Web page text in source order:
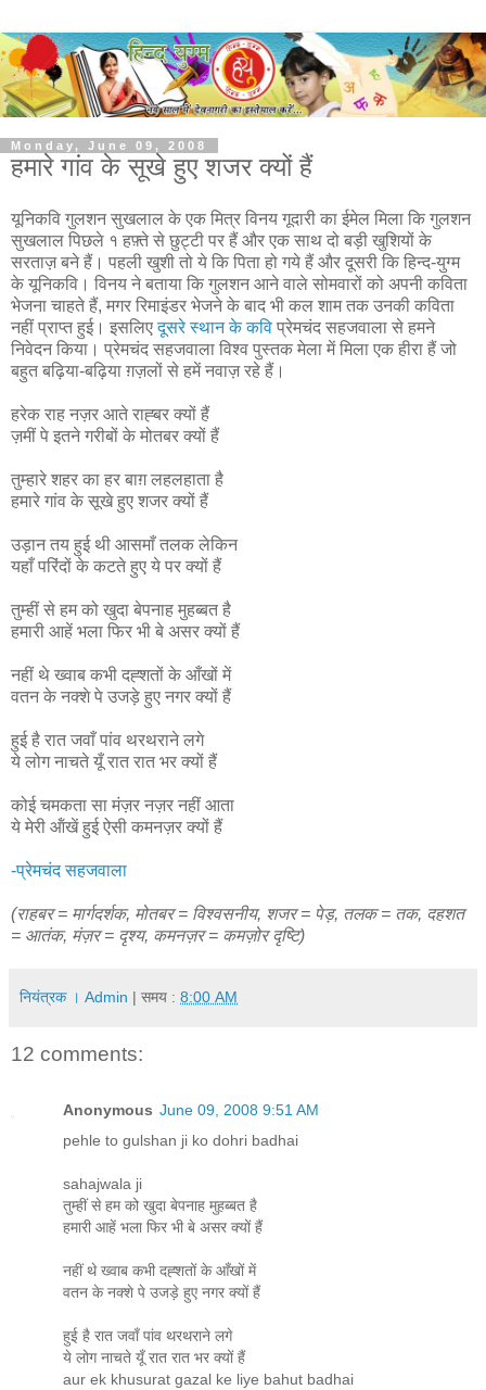
Monday, June 09, 2008
हमारे गांव के सूखे हुए शजर क्यों हैं
यूनिकवि गुलशन सुखलाल के एक मित्र विनय गूदारी का ईमेल मिला कि गुलशन
सुखलाल पिछले १ हफ़्ते से छुट्टी पर हैं और एक साथ दो बड़ी खुशियों के
सरताज़ बने हैं। पहली खुशी तो ये कि पिता हो गये हैं और दूसरी कि हिन्द-युग्म
के यूनिकवि। विनय ने बताया कि गुलशन आने वाले सोमवारों को अपनी कविता
भेजना चाहते हैं, मगर रिमाइंडर भेजने के बाद भी कल शाम तक उनकी कविता
नहीं प्राप्त हुई। इसलिएदूसरे स्थान के कवि प्रेमचंद सहजवाला से हमने
निवेदन किया। प्रेमचंद सहजवाला विश्व पुस्तक मेला में मिला एक हीरा हैं जो
बहुत बढ़िया-बढ़िया ग़ज़लों से हमें नवाज़ रहे हैं।
हरेक राह नज़र आते राह्बर क्यों हैं
ज़मीं पे इतने गरीबों के मोतबर क्यों हैं
तुम्हारे शहर का हर बाग़ लहलहाता है
हमारे गांव के सूखे हुए शजर क्यों हैं
उड़ान तय हुई थी आसमाँ तलक लेकिन
यहाँ परिंदों के कटते हुए ये पर क्यों हैं
तुम्हीं से हम को खुदा बेपनाह मुहब्बत है
हमारी आहें भला फिर भी बे असर क्यों हैं
नहीं थे ख्वाब कभी दह्शतों के आँखों में
वतन के नक्शे पे उजड़े हुए नगर क्यों हैं
हुई है रात जवाँ पांव थरथराने लगे
ये लोग नाचते यूँ रात रात भर क्यों हैं
कोई चमकता सा मंज़र नज़र नहीं आता
ये मेरी ऑंखें हुई ऐसी कमनज़र क्यों हैं
-प्रेमचंद सहजवाला
(राहबर = मार्गदर्शक, मोतबर = विश्वसनीय, शजर = पेड़, तलक = तक, दहशत
= आतंक, मंज़र = दृश्य, कमनज़र = कमज़ोर दृष्टि)
नियंत्रक । Admin | समय : 8:00 AM
12 comments:
Anonymous June 09, 2008 9:51 AM
pehle to gulshan ji ko dohri badhai
sahajwala ji
तुम्हीं से हम को खुदा बेपनाह मुहब्बत है
हमारी आहें भला फिर भी बे असर क्यों हैं
नहीं थे ख्वाब कभी दह्शतों के आँखों में
वतन के नक्शे पे उजड़े हुए नगर क्यों हैं
हुई है रात जवाँ पांव थरथराने लगे
ये लोग नाचते यूँ रात रात भर क्यों हैं
aur ek khusurat gazal ke liye bahut badhai